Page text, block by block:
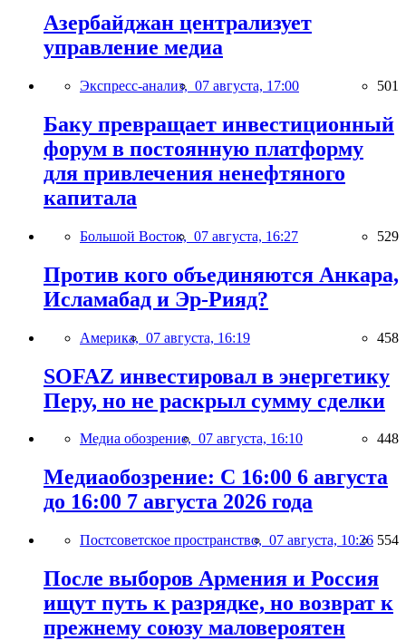
Азербайджан централизует
управление медиа
Экспресс-анализ, 07 августа, 17:00 501
Баку превращает инвестиционный
форум в постоянную платформу
для привлечения ненефтяного
капитала
Большой Восток, 07 августа, 16:27 529
Против кого объединяются Анкара,
Исламабад и Эр-Рияд?
Америка, 07 августа, 16:19 458
SOFAZ инвестировал в энергетику
Перу, но не раскрыл сумму сделки
Медиа обозрение, 07 августа, 16:10 448
Медиаобозрение: С 16:00 6 августа
до 16:00 7 августа 2026 года
Постсоветское пространство, 07 августа, 10:26 554
После выборов Армения и Россия
ищут путь к разрядке, но возврат к
прежнему союзу маловероятен